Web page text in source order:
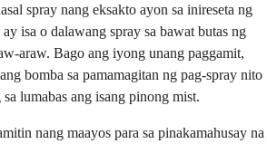
spray nang eksakto ayon sa inireseta ng
isa o dalawang spray sa bawat butas ng
araw. Bago ang iyong unang paggamit,
bomba sa pamamagitan ng pag-spray nito
lumabas ang isang pinong mist.
nang maayos para sa pinakamahusay na